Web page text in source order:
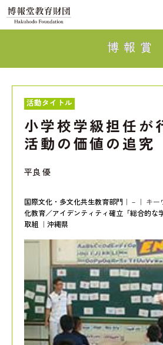
博報賞
活動タイトル
小学校学級担任が
活動の価値の追究
平良 優
国際文化・多文化共生教育部門 ｜－｜ キー
化教育／アイデンティティ確立 「総合的
取組
沖縄県